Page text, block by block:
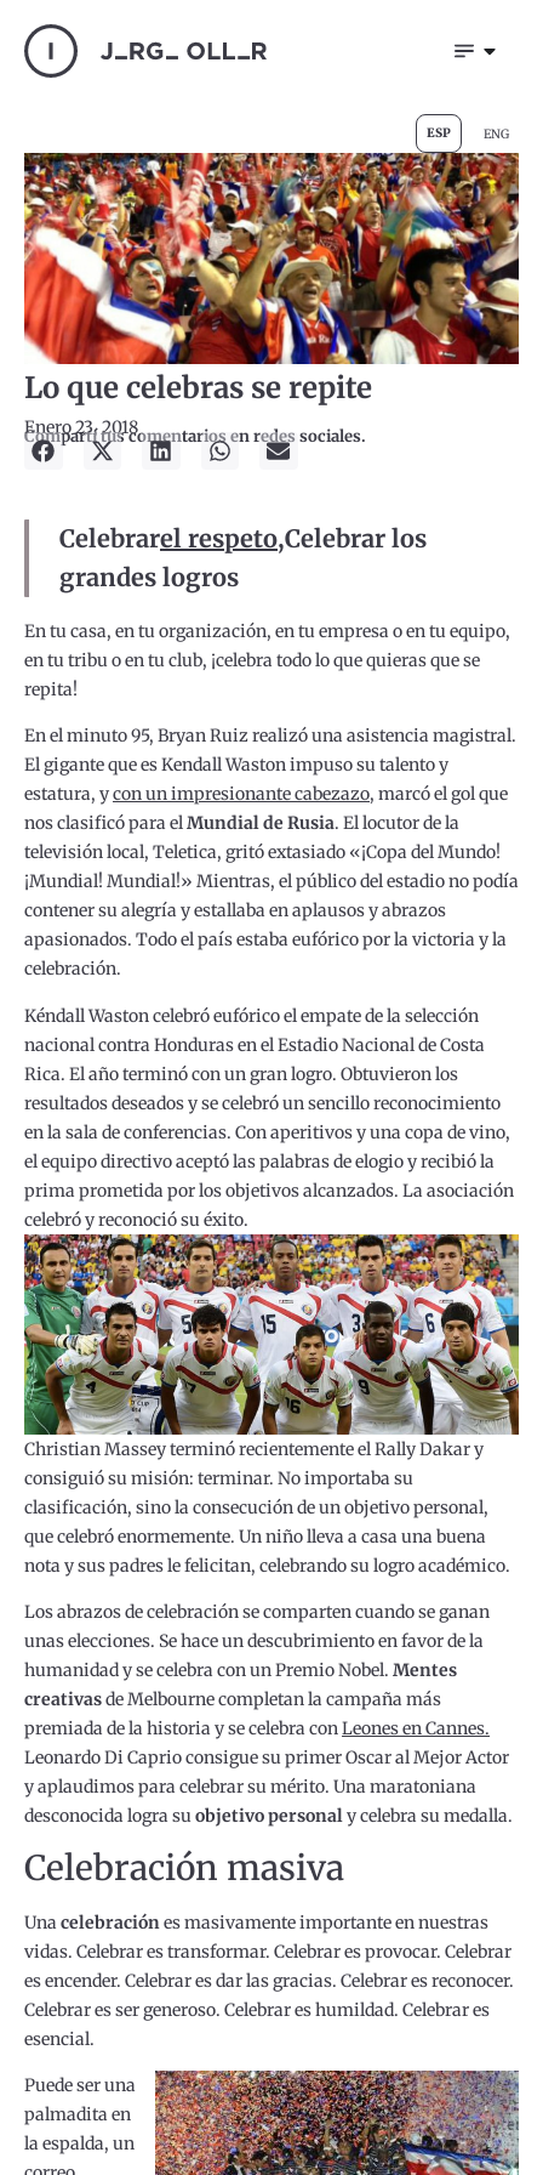
ESP ENG
Lo que celebras se repite
Enero 23, 2018
Compartí tus comentarios en redes sociales.
Celebrarel respeto,Celebrar los
grandes logros
En tu casa, en tu organización, en tu empresa o en tu equipo,
en tu tribu o en tu club, ¡celebra todo lo que quieras que se
repita!
En el minuto 95, Bryan Ruiz realizó una asistencia magistral.
El gigante que es Kendall Waston impuso su talento y
estatura, ycon un impresionante cabezazo, marcó el gol que
nos clasificó para elMundial de Rusia. El locutor de la
televisión local, Teletica, gritó extasiado «¡Copa del Mundo!
¡Mundial! Mundial!» Mientras, el público del estadio no podía
contener su alegría y estallaba en aplausos y abrazos
apasionados. Todo el país estaba eufórico por la victoria y la
celebración.
Kéndall Waston celebró eufórico el empate de la selección
nacional contra Honduras en el Estadio Nacional de Costa
Rica. El año terminó con un gran logro. Obtuvieron los
resultados deseados y se celebró un sencillo reconocimiento
en la sala de conferencias. Con aperitivos y una copa de vino,
el equipo directivo aceptó las palabras de elogio y recibió la
prima prometida por los objetivos alcanzados. La asociación
celebró y reconoció su éxito.
Christian Massey terminó recientemente el Rally Dakar y
consiguió su misión: terminar. No importaba su
clasificación, sino la consecución de un objetivo personal,
que celebró enormemente. Un niño lleva a casa una buena
nota y sus padres le felicitan, celebrando su logro académico.
Los abrazos de celebración se comparten cuando se ganan
unas elecciones. Se hace un descubrimiento en favor de la
humanidad y se celebra con un Premio Nobel. Mentes
creativasde Melbourne completan la campaña más
premiada de la historia y se celebra conLeones en Cannes.
Leonardo Di Caprio consigue su primer Oscar al Mejor Actor
y aplaudimos para celebrar su mérito. Una maratoniana
desconocida logra suobjetivo personaly celebra su medalla.
Celebración masiva
Unacelebraciónes masivamente importante en nuestras
vidas. Celebrar es transformar. Celebrar es provocar. Celebrar
es encender. Celebrar es dar las gracias. Celebrar es reconocer.
Celebrar es ser generoso. Celebrar es humildad. Celebrar es
esencial.
Puede ser una
palmadita en
la espalda, un